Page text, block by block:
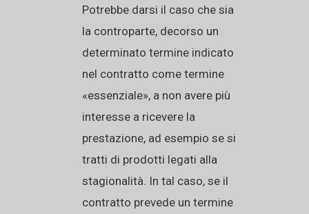
Potrebbe darsi il caso che sia
la controparte, decorso un
determinato termine indicato
nel contratto come termine
«essenziale», a non avere più
interesse a ricevere la
prestazione, ad esempio se si
tratti di prodotti legati alla
stagionalità. In tal caso, se il
contratto prevede un termine